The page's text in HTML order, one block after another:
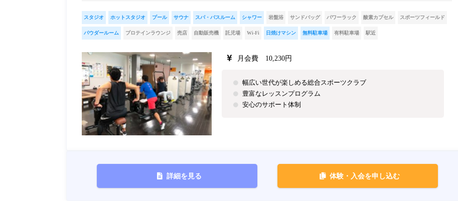
スタジオ ホットスタジオ プール サウナ スパ・バスルーム シャワー 岩盤浴 サンドバッグ パワーラック 酸素カプセル スポーツフィールド
パウダールーム プロテインラウンジ 売店 自動販売機 託児場 Wi-Fi 日焼けマシン 無料駐車場 有料駐車場 駅近
月会費 10,230円
幅広い世代が楽しめる総合スポーツクラブ
豊富なレッスンプログラム
安心のサポート体制
詳細を見る 体験・入会を申し込む